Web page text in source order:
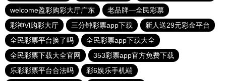
welcome盈彩购彩大厅广东
老品牌—全民彩票
彩神Vl购彩大厅
三分钟彩票app下载
新人送29元彩金平台
全民彩票平台换了吗
全民彩票app下载大全
全民彩票下载大全官网
353彩票app官方免费下载
乐彩彩票平台合法吗
彩6娱乐手机端